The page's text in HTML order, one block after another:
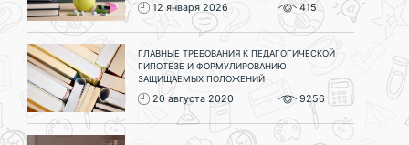
12 января 2026 415
ГЛАВНЫЕ ТРЕБОВАНИЯ К ПЕДАГОГИЧЕСКОЙ
ГИПОТЕЗЕ И ФОРМУЛИРОВАНИЮ
ЗАЩИЩАЕМЫХ ПОЛОЖЕНИЙ
20 августа 2020 9256